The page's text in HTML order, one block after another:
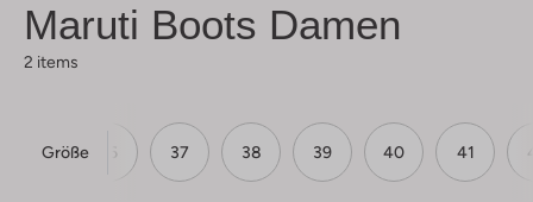
Maruti Boots Damen
2 items
Größe 36 37 38 39 40 41